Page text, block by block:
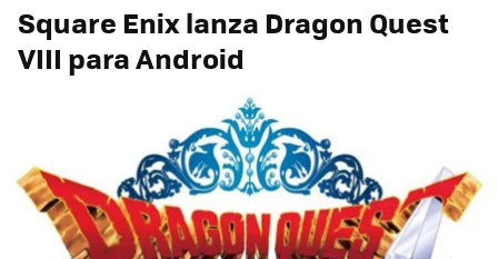
Square Enix lanza Dragon Quest
VIII para Android